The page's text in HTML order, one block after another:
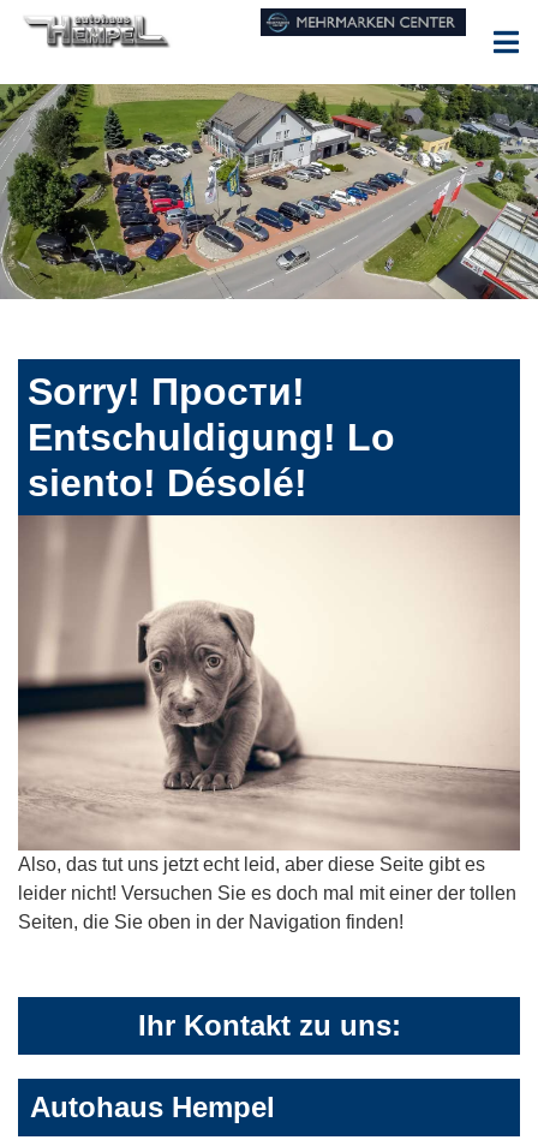
Sorry! Прости!
Entschuldigung! Lo
siento! Désolé!
Also, das tut uns jetzt echt leid, aber diese Seite gibt es
leider nicht! Versuchen Sie es doch mal mit einer der tollen
Seiten, die Sie oben in der Navigation finden!
Ihr Kontakt zu uns:
Autohaus Hempel